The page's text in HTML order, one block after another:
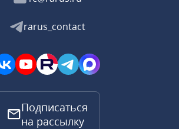
rarus_contact
Подписаться
на рассылку